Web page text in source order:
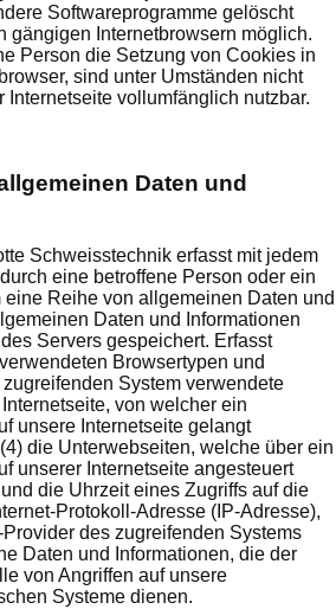
Softwareprogramme gelöscht
gängigen Internetbrowsern möglich.
Person die Setzung von Cookies in
sind unter Umständen nicht
vollumfänglich nutzbar.
Daten und
Schweisstechnik erfasst mit jedem
eine betroffene Person oder ein
Reihe von allgemeinen Daten und
Daten und Informationen
Servers gespeichert. Erfasst
Browsertypen und
System verwendete
von welcher ein
unsere Internetseite gelangt
die Unterwebseiten, welche über ein
unserer Internetseite angesteuert
die Uhrzeit eines Zugriffs auf die
Protokoll-Adresse (IP-Adresse),
des zugreifenden Systems
Daten und Informationen, die der
von Angriffen auf unsere
Systeme dienen.